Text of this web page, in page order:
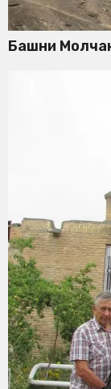
Башни